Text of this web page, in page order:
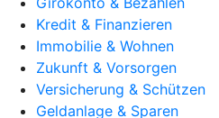
Kredit & Finanzieren
Immobilie & Wohnen
Zukunft & Vorsorgen
Versicherung & Schützen
Geldanlage & Sparen